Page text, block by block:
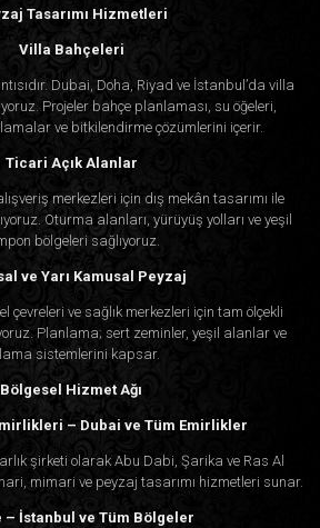
Tasarımı Hizmetleri
Villa Bahçeleri
Dubai, Doha, Riyad ve İstanbul’da villa
Projeler bahçe planlaması, su öğeleri,
ve bitkilendirme çözümlerini içerir.
Ticari Açık Alanlar
merkezleri için dış mekân tasarımı ile
Oturma alanları, yürüyüş yolları ve yeşil
bölgeleri sağlıyoruz.
ve Yarı Kamusal Peyzaj
çevreleri ve sağlık merkezleri için tam ölçekli
Planlama; sert zeminler, yeşil alanlar ve
sistemlerini kapsar.
Bölgesel Hizmet Ağı
– Dubai ve Tüm Emirlikler
şirketi olarak Abu Dabi, Şarika ve Ras Al
mimari ve peyzaj tasarımı hizmetleri sunar.
– İstanbul ve Tüm Bölgeler